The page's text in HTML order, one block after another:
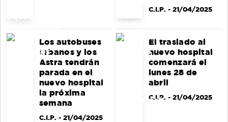
C.I.P.- 21/04/2025
Los autobuses
urbanos y los
Astra tendrán
parada en el
nuevo hospital
la próxima
semana
C.I.P.- 21/04/2025
El traslado al
nuevo hospital
comenzará el
lunes 28 de
abril
C.I.P.- 21/04/2025